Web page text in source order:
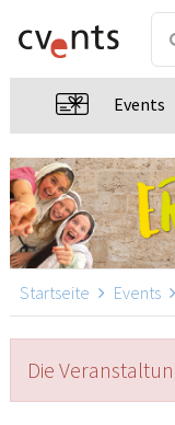
Events
Startseite Events
Die